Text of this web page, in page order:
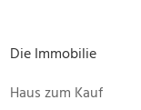
Die Immobilie
Haus zum Kauf